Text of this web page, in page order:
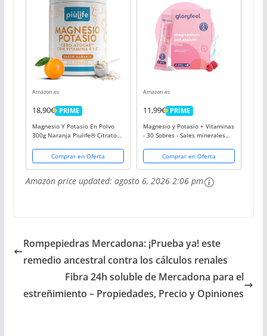
Amazon.es
18,90€ PRIME
PRIME
Magnesio Y Potasio En Polvo
300g Naranja Piulife® Citrato
Vitamina B12, B6, B1, Acido
Folico, Vit C, Suplemento Para
El Cansancio,...
Comprar en Oferta
Amazon.es
11,99€ PRIME
PRIME
Magnesio y Potasio + Vitaminas
- 30 Sobres - Sales minerales
electrolítico, Energía, Función
muscular, Reduce el
Cansancio* -...
Comprar en Oferta
Amazon price updated: agosto 6, 2026 2:06 pm
Rompepiedras Mercadona: ¡Prueba ya! este
remedio ancestral contra los cálculos renales
Fibra 24h soluble de Mercadona para el
estreñimiento – Propiedades, Precio y Opiniones